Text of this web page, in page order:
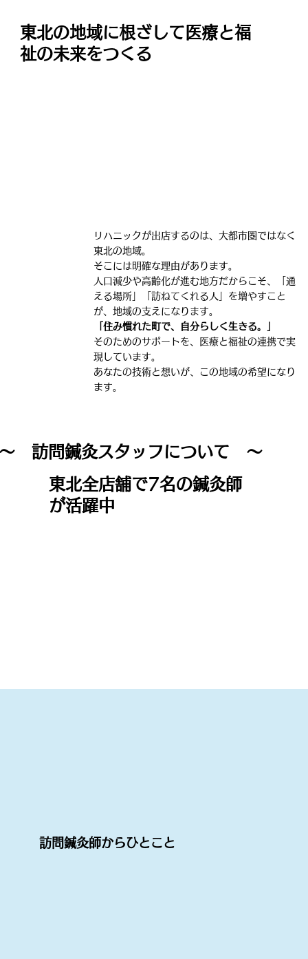
東北の地域に根ざして医療と福
祉の未来をつくる
リハニックが出店するのは、大都市圏ではなく
東北の地域。
そこには明確な理由があります。
人口減少や高齢化が進む地方だからこそ、「通
える場所」「訪ねてくれる人」を増やすこと
が、地域の支えになります。
「住み慣れた町で、自分らしく生きる。」
そのためのサポートを、医療と福祉の連携で実
現しています。
あなたの技術と想いが、この地域の希望になり
ます。
訪問鍼灸スタッフについて ～
東北全店舗で7名の鍼灸師
が活躍中
訪問鍼灸師からひとこと